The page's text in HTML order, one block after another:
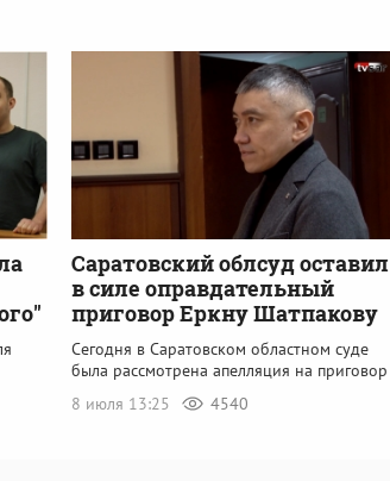
Саратовский облсуд оставил
в силе оправдательный
приговор Еркну Шатпакову
Сегодня в Саратовском областном суде
была рассмотрена апелляция на приговор
8 июля 13:25
4540